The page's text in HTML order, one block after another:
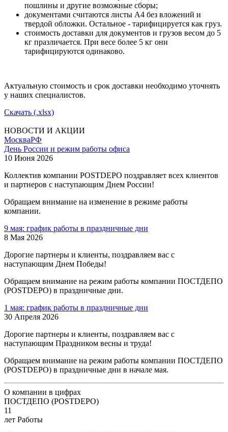
пошлины и другие возможные сборы;
документами считаются листы А4 без вложений и
твердой обложки. Остальное - тарифицируется как груз.
стоимость доставки для документов и грузов весом до 5
кг празличается. При весе более 5 кг они
тарифицируются одинаково.
Актуальную стоимость и срок доставки необходимо уточнять
у наших специалистов.
Скачать (.xlsx)
НОВОСТИ И АКЦИИ
МоскваРФ
День России и режим работы офиса
10 Июня 2026
Коллектив компании POSTDEPO поздравляет всех клиентов
и партнеров с наступающим Днем России!
Обращаем внимание на изменение в режиме работы
компании.
9 мая: график работы в праздничные дни
8 Мая 2026
Дорогие партнеры и клиенты, поздравляем вас с
наступающим Днем Победы!
Обращаем внимание на режим работы компании ПОСТДЕПО
(POSTDEPO) в праздничные дни.
1 мая: график работы в праздничные дни
30 Апреля 2026
Дорогие партнеры и клиенты, поздравляем вас с
наступающим Праздником весны и труда!
Обращаем внимание на режим работы компании ПОСТДЕПО
(POSTDEPO) в праздничные дни в начале мая.
О компании в цифрах
ПОСТДЕПО (POSTDEPO)
11
лет Работы